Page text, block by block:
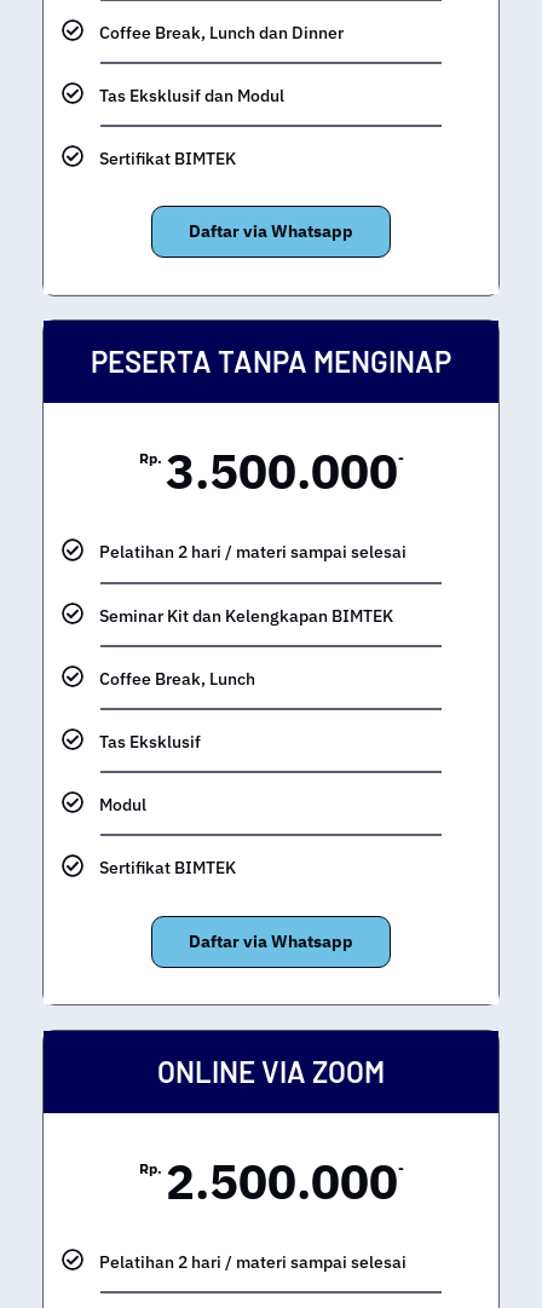
Coffee Break, Lunch dan Dinner
Tas Eksklusif dan Modul
Sertifikat BIMTEK
Daftar via Whatsapp
PESERTA TANPA MENGINAP
Rp. 3.500.000-
Pelatihan 2 hari / materi sampai selesai
Seminar Kit dan Kelengkapan BIMTEK
Coffee Break, Lunch
Tas Eksklusif
Modul
Sertifikat BIMTEK
Daftar via Whatsapp
ONLINE VIA ZOOM
Rp. 2.500.000-
Pelatihan 2 hari / materi sampai selesai